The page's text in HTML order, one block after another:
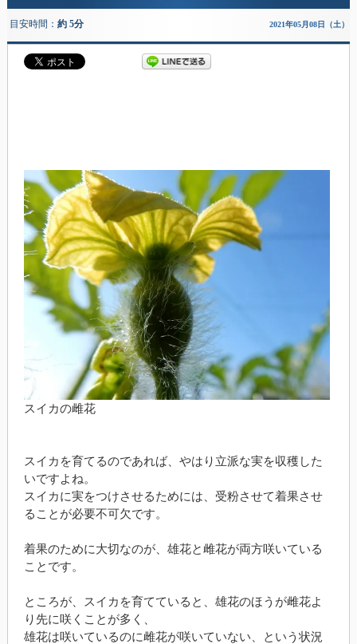
目安時間： 約 5分 2021年05月08日（土）
スイカの雌花
スイカを育てるのであれば、やはり立派な実を収穫した
いですよね。
スイカに実をつけさせるためには、受粉させて着果させ
ることが必要不可欠です。
着果のために大切なのが、雄花と雌花が両方咲いている
ことです。
ところが、スイカを育てていると、雄花のほうが雌花よ
り先に咲くことが多く、
雄花は咲いているのに雌花が咲いていない、という状況